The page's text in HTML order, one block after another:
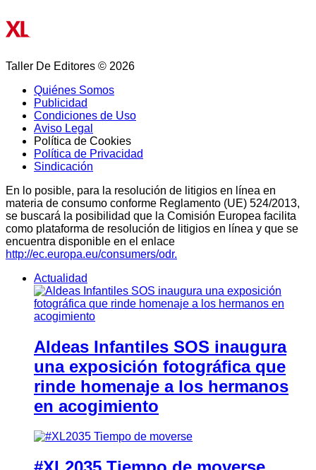
Taller De Editores © 2026
Quiénes Somos
Publicidad
Condiciones de Uso
Aviso Legal
Política de Cookies
Política de Privacidad
Sindicación
En lo posible, para la resolución de litigios en línea en
materia de consumo conforme Reglamento (UE) 524/2013,
se buscará la posibilidad que la Comisión Europea facilita
como plataforma de resolución de litigios en línea y que se
encuentra disponible en el enlace
http://ec.europa.eu/consumers/odr.
Actualidad
Aldeas Infantiles SOS inaugura
una exposición fotográfica que
rinde homenaje a los hermanos
en acogimiento